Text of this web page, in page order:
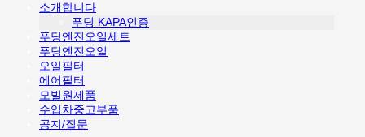
소개합니다
푸딩 KAPA인증
푸딩엔진오일세트
푸딩엔진오일
오일필터
에어필터
모빌원제품
수입차중고부품
공지/질문